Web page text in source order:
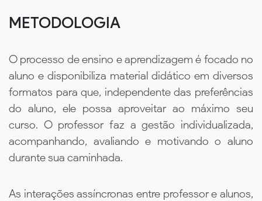
METODOLOGIA
O processo de ensino e aprendizagem é focado no
aluno e disponibiliza material didático em diversos
formatos para que, independente das preferências
do aluno, ele possa aproveitar ao máximo seu
curso. O professor faz a gestão individualizada,
acompanhando, avaliando e motivando o aluno
durante sua caminhada.
As interações assíncronas entre professor e alunos,